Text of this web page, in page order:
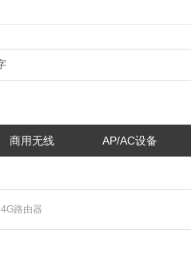
商用无线 AP/AC设备
4G路由器